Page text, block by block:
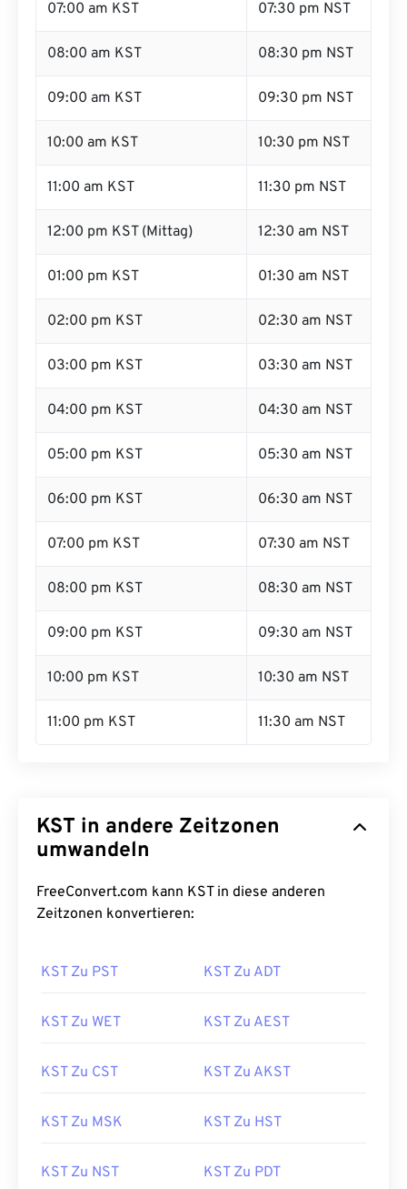
07:00 am KST 07:30 pm NST
08:00 am KST 08:30 pm NST
09:00 am KST 09:30 pm NST
10:00 am KST 10:30 pm NST
11:00 am KST 11:30 pm NST
12:00 pm KST (Mittag) 12:30 am NST
01:00 pm KST 01:30 am NST
02:00 pm KST 02:30 am NST
03:00 pm KST 03:30 am NST
04:00 pm KST 04:30 am NST
05:00 pm KST 05:30 am NST
06:00 pm KST 06:30 am NST
07:00 pm KST 07:30 am NST
08:00 pm KST 08:30 am NST
09:00 pm KST 09:30 am NST
10:00 pm KST 10:30 am NST
11:00 pm KST 11:30 am NST
KST in andere Zeitzonen
umwandeln
FreeConvert.com kann KST in diese anderen
Zeitzonen konvertieren:
KST Zu PST KST Zu ADT
KST Zu WET KST Zu AEST
KST Zu CST KST Zu AKST
KST Zu MSK KST Zu HST
KST Zu NST KST Zu PDT